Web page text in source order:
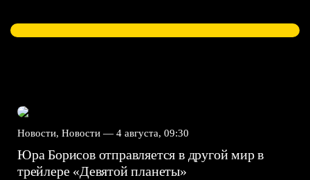
Новости, Новости — 4 августа, 09:30
Юра Борисов отправляется в другой мир в
трейлере «Девятой планеты»